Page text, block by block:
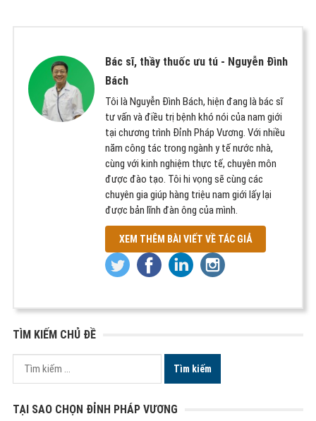
Bác sĩ, thầy thuốc ưu tú - Nguyễn Đình
Bách
Tôi là Nguyễn Đình Bách, hiện đang là bác sĩ
tư vấn và điều trị bệnh khó nói của nam giới
tại chương trình Đỉnh Pháp Vương. Với nhiều
năm công tác trong ngành y tế nước nhà,
cùng với kinh nghiệm thực tế, chuyên môn
được đào tạo. Tôi hi vọng sẽ cùng các
chuyên gia giúp hàng triệu nam giới lấy lại
được bản lĩnh đàn ông của mình.
XEM THÊM BÀI VIẾT VỀ TÁC GIẢ
TÌM KIẾM CHỦ ĐỀ
Tìm
kiếm
TẠI SAO CHỌN ĐỈNH PHÁP VƯƠNG